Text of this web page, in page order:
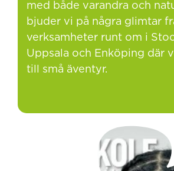
med både varandra och
bjuder vi på några glimtar
verksamheter runt om i
Uppsala och Enköping där
till små äventyr.